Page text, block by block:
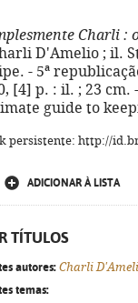
Charli :
D'Amelio ; il.
- 5ª
[4] p. : il. ; 23
guide to
persistente: http://
ADICIONAR À LISTA
TÍTULOS
autores:Charli
temas: